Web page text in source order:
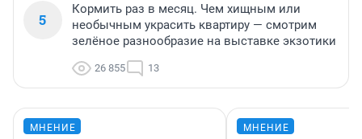
5
Кормить раз в месяц. Чем хищным или
необычным украсить квартиру — смотрим
зелёное разнообразие на выставке экзотики
26 855 13
МНЕНИЕ МНЕНИЕ